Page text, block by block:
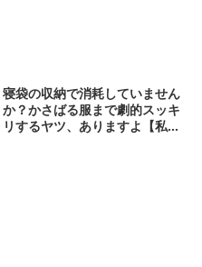
寝袋の収納で消耗していません
か？かさばる服まで劇的スッキ
リするヤツ、ありますよ【私的